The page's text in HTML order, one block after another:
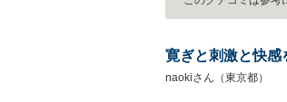
寛ぎと刺激と快感
naokiさん（東京都）